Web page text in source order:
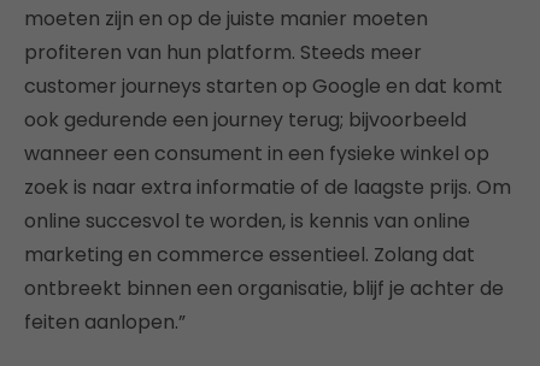
moeten zijn en op de juiste manier moeten
profiteren van hun platform. Steeds meer
customer journeys starten op Google en dat komt
ook gedurende een journey terug; bijvoorbeeld
wanneer een consument in een fysieke winkel op
zoek is naar extra informatie of de laagste prijs. Om
online succesvol te worden, is kennis van online
marketing en commerce essentieel. Zolang dat
ontbreekt binnen een organisatie, blijf je achter de
feiten aanlopen.”